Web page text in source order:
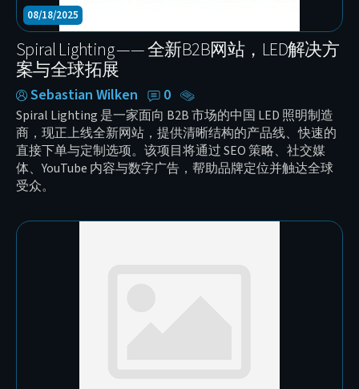
08/18/2025
Spiral Lighting —— 全新B2B网站，LED解决方
案与全球拓展
Sebastian Wilken 0
Spiral Lighting 是一家面向 B2B 市场的中国 LED 照明制造
商，现正上线全新网站，提供清晰结构的产品线、快速的
直接下单与定制选项。该项目将通过 SEO 策略、社交媒
体、YouTube 内容与数字广告，帮助品牌定位并触达全球
受众。